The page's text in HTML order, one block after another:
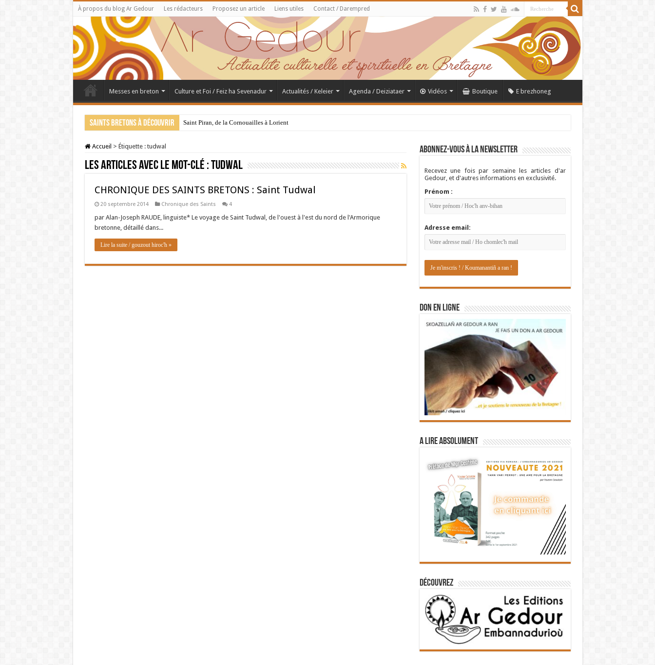
À propos du blog Ar Gedour Les rédacteurs Proposez un article Liens utiles Contact / Darempred
Messes en breton Culture et Foi / Feiz ha Sevenadur Actualités / Keleier Agenda / Deiziataer Vidéos Boutique E brezhoneg
Saints bretons à découvrir Saint Piran, de la Cornouailles à Lorient
Accueil > Étiquette : tudwal
Les articles avec le mot-clé :tudwal
CHRONIQUE DES SAINTS BRETONS : Saint Tudwal
20 septembre 2014 Chronique des Saints 4
par Alan-Joseph RAUDE, linguiste* Le voyage de Saint Tudwal, de l'ouest à l'est du nord de l'Armorique
bretonne, détaillé dans...
Lire la suite / gouzout hiroc'h »
Abonnez-vous à la newsletter
Recevez une fois par semaine les articles d'ar
Gedour, et d'autres informations en exclusivité.
Prénom :
Adresse email:
DON EN LIGNE
A lire absolument
Découvrez